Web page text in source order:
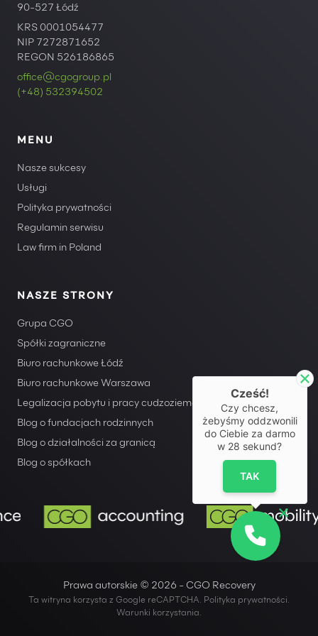
90-527 Łódź
KRS 0001054477
NIP 7272871652
REGON 526186865
office@cgogroup.pl
(+48) 532394502
MENU
Nasze sukcesy
Usługi
Polityka prywatności
Regulamin serwisu
Law firm in Poland
NASZE STRONY
Grupa CGO
Spółki zagraniczne
Biuro rachunkowe Łódź
Biuro rachunkowe Warszawa
Legalizacja pobytu i pracy cudzoziemców
Blog o fundacjach rodzinnych
Blog o działalności za granicą
Blog o spółkach
Prawa autorskie © 2026 - CGO Recovery
Ta witryna korzysta z Google reCAPTCHA. Polityka prywatności.
Warunki korzystania.
Cześć!
Czy chcesz,
żebyśmy oddzwonili
do Ciebie za darmo
w 28 sekund?
TAK